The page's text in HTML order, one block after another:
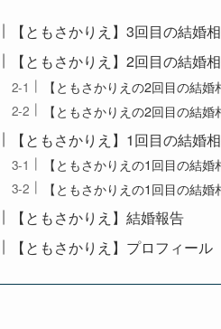
【ともさかりえ】3回目の結婚
【ともさかりえ】2回目の結婚
【ともさかりえの2回目の結
【ともさかりえの2回目の結
【ともさかりえ】1回目の結婚
【ともさかりえの1回目の結
【ともさかりえの1回目の結
【ともさかりえ】結婚報告
【ともさかりえ】プロフィール